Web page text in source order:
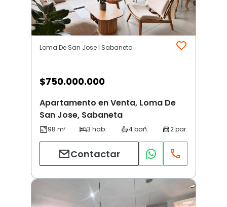
Loma De San Jose | Sabaneta
$750.000.000
Apartamento en Venta, Loma De
San Jose, Sabaneta
Contactar